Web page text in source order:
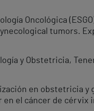
Oncológica
tumors.
y Obstetricia,
en obstetricia
el cáncer de cérvix